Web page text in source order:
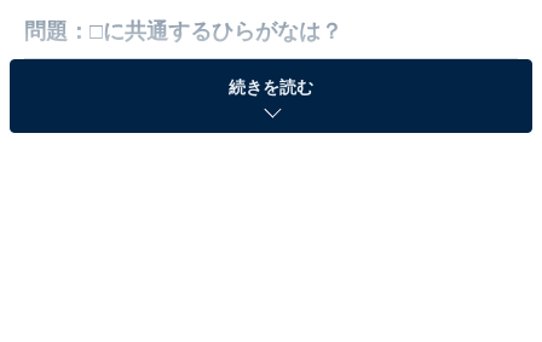
問題：□に共通するひらがなは？
続きを読む